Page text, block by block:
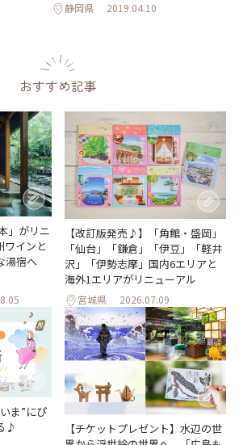
静岡県 2019.04.10
おすすめ記事
」がリニ
ワインと
湯宿へ
【改訂版発売♪】「角館・盛岡」
「仙台」「鎌倉」「伊豆」「軽井
沢」「伊勢志摩」国内6エリアと
海外1エリアがリニューアル
宮城県 2026.07.09
ま”にぴ
♪
【チケットプレゼント】水辺の世